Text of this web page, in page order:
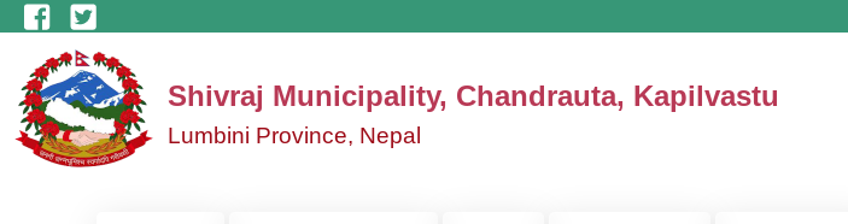
Skip to main content
Shivraj Municipality, Chandrauta, Kapilvastu
Lumbini Province, Nepal